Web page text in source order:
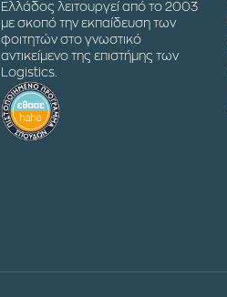
Ελλάδος λειτουργεί από το 2003
με σκοπό την εκπαίδευση των
φοιτητών στο γνωστικό
αντικείμενο της επιστήμης των
Logistics.